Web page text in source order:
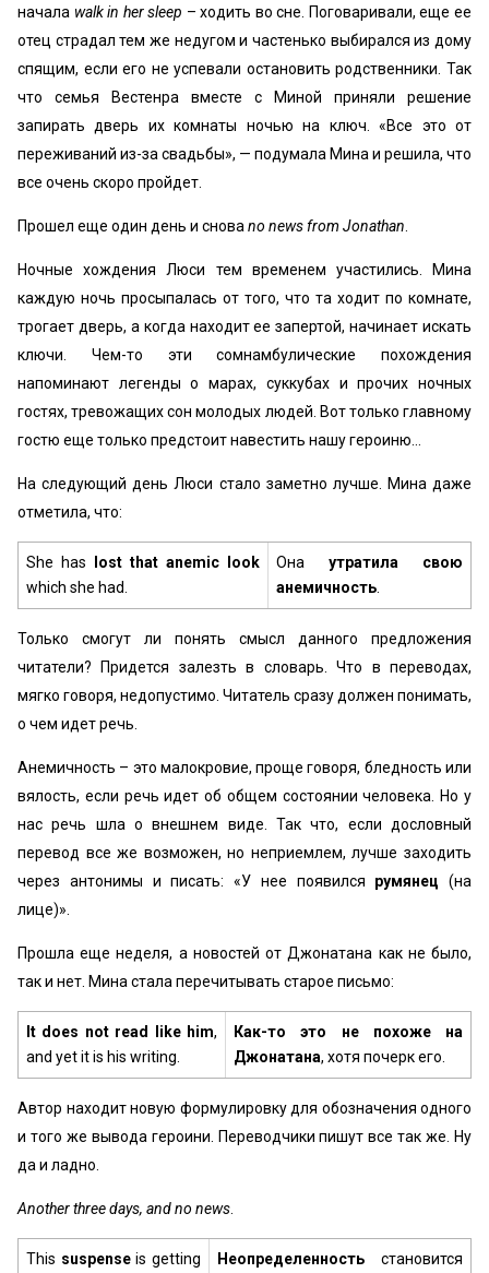
начала walk in her sleep – ходить во сне. Поговаривали, еще ее
отец страдал тем же недугом и частенько выбирался из дому
спящим, если его не успевали остановить родственники. Так
что семья Вестенра вместе с Миной приняли решение
запирать дверь их комнаты ночью на ключ. «Все это от
переживаний из-за свадьбы», — подумала Мина и решила, что
все очень скоро пройдет.
Прошел еще один день и снова no news from Jonathan
Ночные хождения Люси тем временем участились. Мина
каждую ночь просыпалась от того, что та ходит по комнате,
трогает дверь, а когда находит ее запертой, начинает искать
ключи. Чем-то эти сомнамбулические похождения
напоминают легенды о марах, суккубах и прочих ночных
гостях, тревожащих сон молодых людей. Вот только главному
гостю еще только предстоит навестить нашу героиню…
На следующий день Люси стало заметно лучше. Мина даже
отметила, что:
She has lost that anemic look
which she had.
Она утратила свою
анемичность
Только смогут ли понять смысл данного предложения
читатели? Придется залезть в словарь. Что в переводах,
мягко говоря, недопустимо. Читатель сразу должен понимать,
о чем идет речь.
Анемичность – это малокровие, проще говоря, бледность или
вялость, если речь идет об общем состоянии человека. Но у
нас речь шла о внешнем виде. Так что, если дословный
перевод все же возможен, но неприемлем, лучше заходить
через антонимы и писать: «У нее появился румянец (на
лице)».
Прошла еще неделя, а новостей от Джонатана как не было,
так и нет. Мина стала перечитывать старое письмо:
It does not read like him,
and yet it is his writing.
Как-то это не похоже на
Джонатана, хотя почерк его.
Автор находит новую формулировку для обозначения одного
и того же вывода героини. Переводчики пишут все так же. Ну
да и ладно.
Another three days, and no news
This suspenseis getting
Неопределенность становится